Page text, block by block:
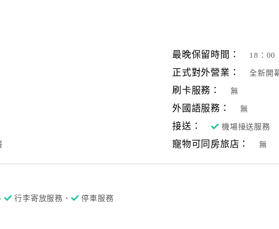
最晚保留時間： 18：00
正式對外營業： 全新開
刷卡服務： 無
外國語服務： 無
接送： 機場接送服務
寵物可同房旅店： 無
行李寄放服務、 停車服務